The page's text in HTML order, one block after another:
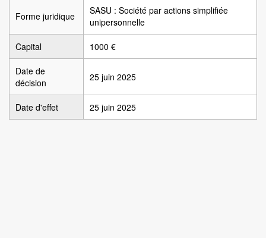
Forme juridique
SASU : Société par actions simplifiée
unipersonnelle
Capital 1000 €
Date de
décision
25 juin 2025
Date d'effet 25 juin 2025